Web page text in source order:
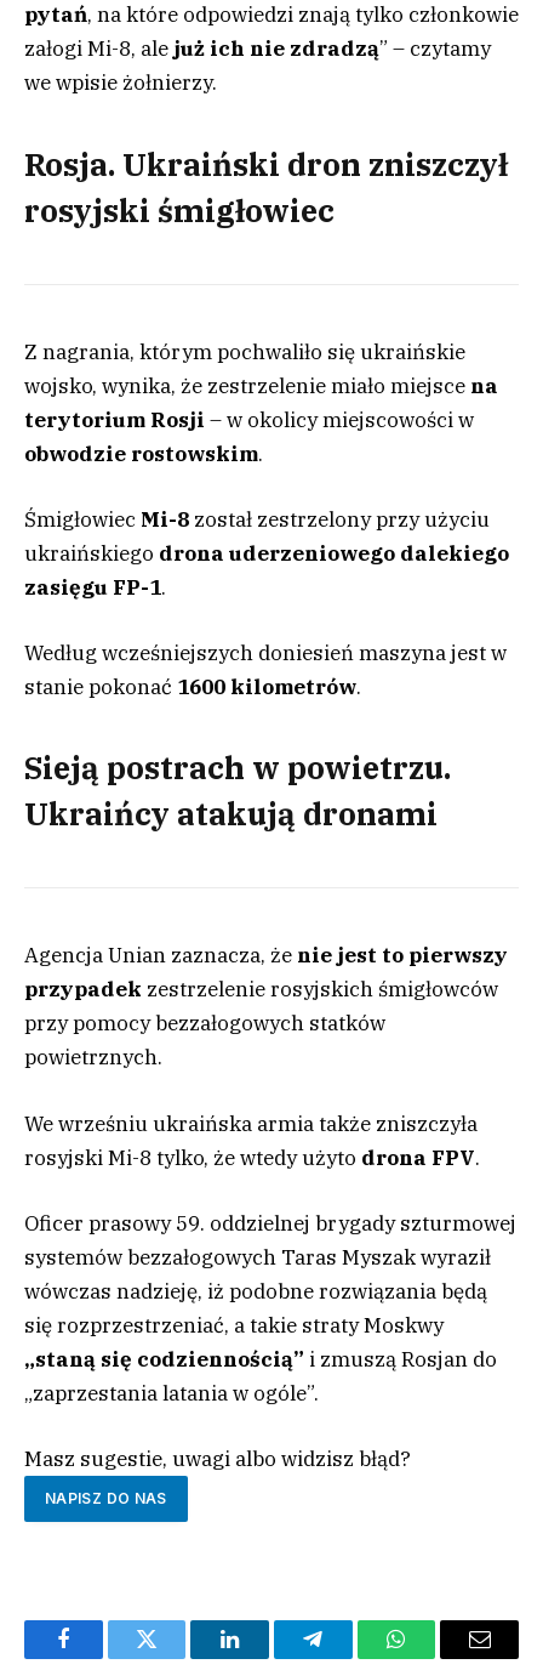
pytań, na które odpowiedzi znają tylko członkowie
załogi Mi-8, ale już ich nie zdradzą” – czytamy
we wpisie żołnierzy.
Rosja. Ukraiński dron zniszczył
rosyjski śmigłowiec
Z nagrania, którym pochwaliło się ukraińskie
wojsko, wynika, że zestrzelenie miało miejsce na
terytorium Rosji – w okolicy miejscowości w
obwodzie rostowskim.
Śmigłowiec Mi-8 został zestrzelony przy użyciu
ukraińskiego drona uderzeniowego dalekiego
zasięgu FP-1.
Według wcześniejszych doniesień maszyna jest w
stanie pokonać 1600 kilometrów.
Sieją postrach w powietrzu.
Ukraińcy atakują dronami
Agencja Unian zaznacza, że nie jest to pierwszy
przypadek zestrzelenie rosyjskich śmigłowców
przy pomocy bezzałogowych statków
powietrznych.
We wrześniu ukraińska armia także zniszczyła
rosyjski Mi-8 tylko, że wtedy użyto drona FPV.
Oficer prasowy 59. oddzielnej brygady szturmowej
systemów bezzałogowych Taras Myszak wyraził
wówczas nadzieję, iż podobne rozwiązania będą
się rozprzestrzeniać, a takie straty Moskwy
„staną się codziennością” i zmuszą Rosjan do
„zaprzestania latania w ogóle”.
Masz sugestie, uwagi albo widzisz błąd?
NAPISZ DO NAS
FacebookTwitter LinkedInTelegramWhatsAppEmail